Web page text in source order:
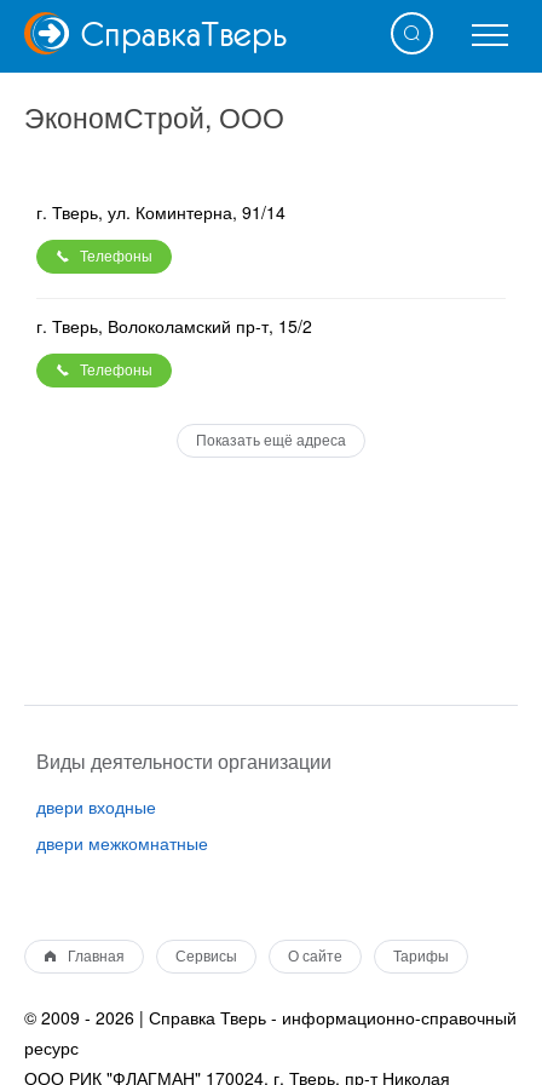
СправкаТверь
ЭкономСтрой, ООО
г. Тверь, ул. Коминтерна, 91/14
Телефоны
г. Тверь, Волоколамский пр-т, 15/2
Телефоны
Показать ещё адреса
Виды деятельности организации
двери входные
двери межкомнатные
Главная Сервисы О сайте Тарифы
© 2009 - 2026 | Справка Тверь - информационно-справочный
ресурс
ООО РИК "ФЛАГМАН" 170024, г. Тверь, пр-т Николая